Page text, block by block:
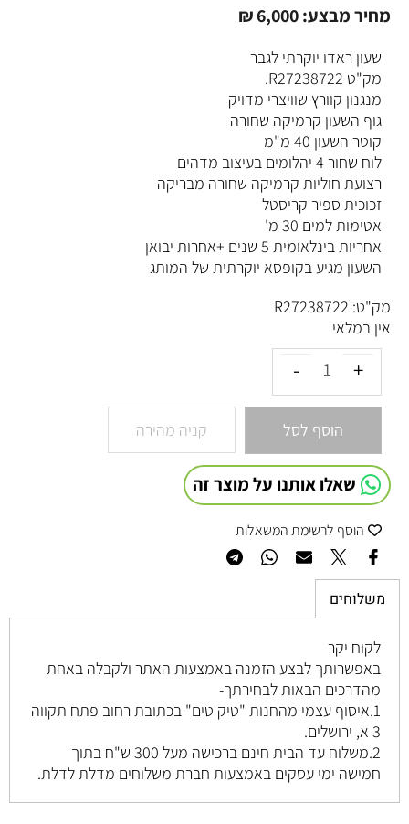
מחיר מבצע: ₪6,000
שעון ראדו יוקרתי לגבר
מק"ט R27238722.
מנגנון קוורץ שוויצרי מדויק
גוף השעון קרמיקה שחורה
קוטר השעון 40 מ"מ
לוח שחור 4 יהלומים בעיצוב מדהים
רצועת חוליות קרמיקה שחורה מבריקה
זכוכית ספיר קריסטל
אטימות למים 30 מ'
אחריות בינלאומית 5 שנים +אחרות יבואן
השעון מגיע בקופסא יוקרתית של המותג
מק"ט: R27238722
אין במלאי
הוסף לסל קניה מהירה
שאלו אותנו על מוצר זה
הוסף לרשימת המשאלות
משלוחים
לקוח יקר
באפשרותך לבצע הזמנה באמצעות האתר ולקבלה באחת
מהדרכים הבאות לבחירתך-
1.איסוף עצמי מהחנות "טיק טים" בכתובת רחוב
פתח תקווה
3 א, ירושלים
.
2.משלוח עד הבית חינם ברכישה מעל 300 ש"ח בתוך
חמישה ימי עסקים באמצעות חברת משלוחים מדלת לדלת.